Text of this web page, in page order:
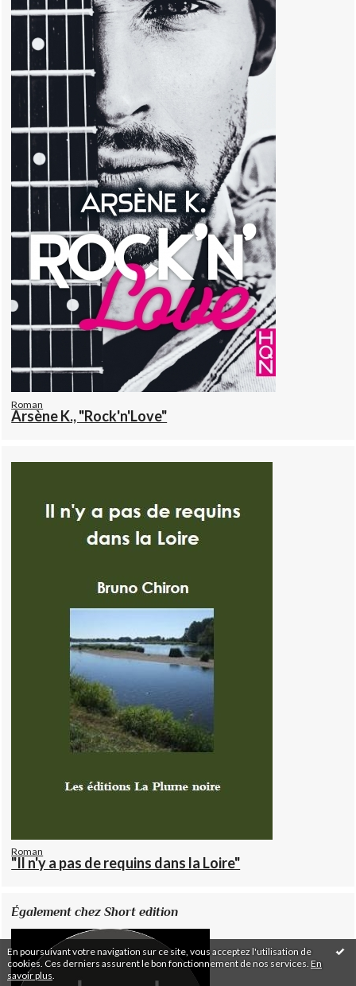
En poursuivant votre navigation sur ce site, vous acceptez l'utilisation de
cookies. Ces derniers assurent le bon fonctionnement de nos services. En
savoir plus
Roman
Arsène K., "Rock'n'Love"
Roman
"Il n'y a pas de requins dans la Loire"
Également chez Short edition